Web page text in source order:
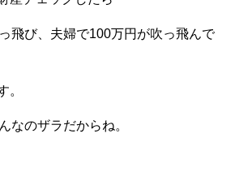
飛び、夫婦で100万円が吹っ飛んで
。
なのザラだからね。